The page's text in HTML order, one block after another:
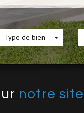
Type de bien
notre site